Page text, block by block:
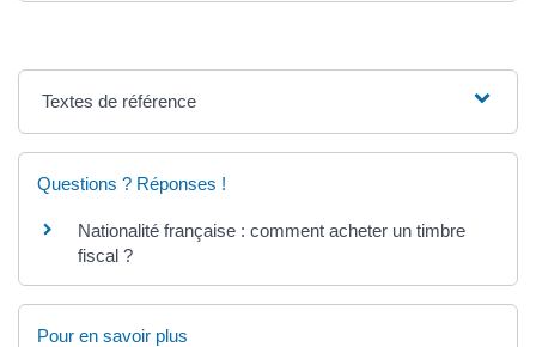
Textes de référence
Questions ? Réponses !
Nationalité française : comment acheter un timbre
fiscal ?
Pour en savoir plus